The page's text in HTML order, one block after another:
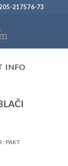
217576-73
INFO
PAKT